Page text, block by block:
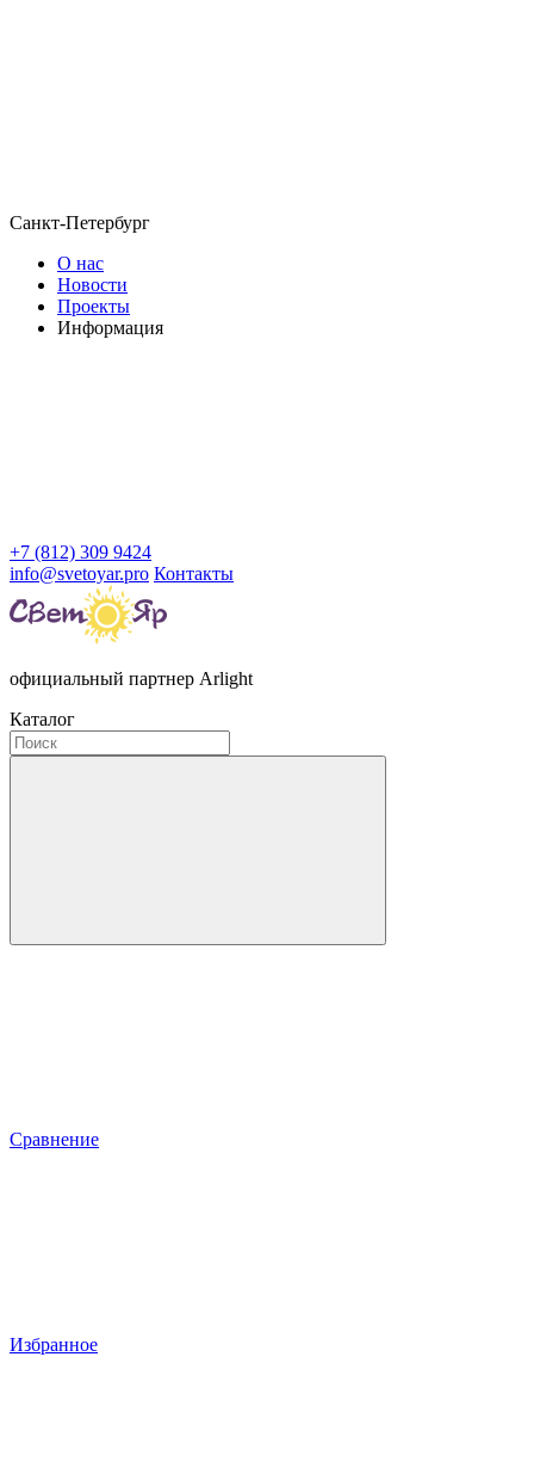
Санкт-Петербург
О нас
Новости
Проекты
Информация
+7 (812) 309 9424
info@svetoyar.pro Контакты
официальный партнер Arlight
Каталог
Сравнение
Избранное